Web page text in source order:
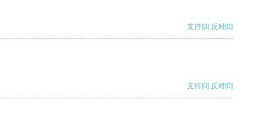
支持[0] 反对[0]
支持[0] 反对[0]